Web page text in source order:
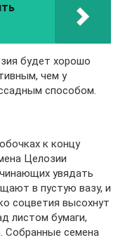
будет хорошо
чем у
способом.
к концу
Целозии
увядать
в пустую вазу, и
соцветия высохнут
листом бумаги,
Собранные семена